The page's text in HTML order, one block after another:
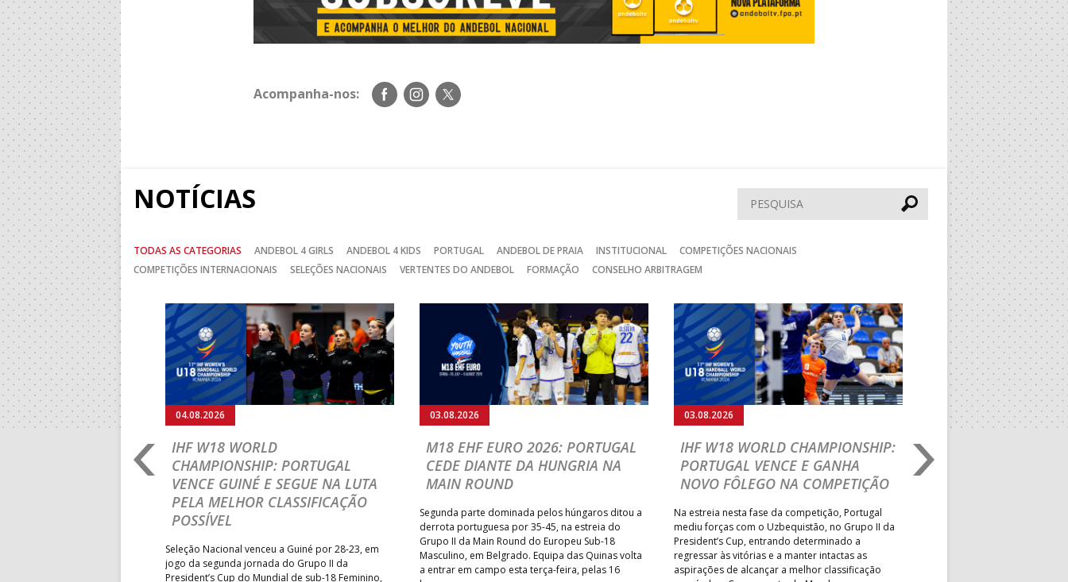
Acompanha-nos:
Siga-
nos
Siga-
nos
Siga-
nos
NOTÍCIAS Pesquisar
TODAS AS CATEGORIAS ANDEBOL 4 GIRLS ANDEBOL 4 KIDS PORTUGAL ANDEBOL DE PRAIA INSTITUCIONAL
COMPETIÇÕES NACIONAIS
COMPETIÇÕES INTERNACIONAIS
SELEÇÕES NACIONAIS VERTENTES DO ANDEBOL FORMAÇÃO CONSELHO ARBITRAGEM
04.08.2026
IHF W18 WORLD
CHAMPIONSHIP: PORTUGAL
VENCE GUINÉ E SEGUE NA LUTA
PELA MELHOR CLASSIFICAÇÃO
POSSÍVEL
Seleção Nacional venceu a Guiné por 28-23, em
jogo da segunda jornada do Grupo II da
President’s Cup do Mundial de sub-18 Feminino,
03.08.2026
M18 EHF EURO 2026: PORTUGAL
CEDE DIANTE DA HUNGRIA NA
MAIN ROUND
Segunda parte dominada pelos húngaros ditou a
derrota portuguesa por 35-45, na estreia do
Grupo II da Main Round do Europeu Sub-18
Masculino, em Belgrado. Equipa das Quinas volta
a entrar em campo esta terça-feira, pelas 16
03.08.2026
IHF W18 WORLD CHAMPIONSHIP:
PORTUGAL VENCE E GANHA
NOVO FÔLEGO NA COMPETIÇÃO
Na estreia nesta fase da competição, Portugal
mediu forças com o Uzbequistão, no Grupo II da
President’s Cup, entrando determinado a
regressar às vitórias e a manter intactas as
aspirações de alcançar a melhor classificação
02.08.2026
Anterior Seguinte